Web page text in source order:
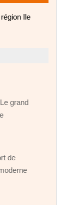
Ile
grand
de